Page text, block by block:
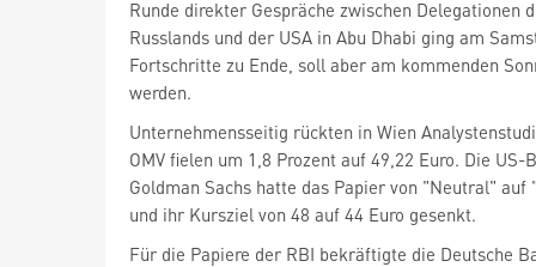
Runde direkter Gespräche zwischen Delegationen
Russlands und der USA in Abu Dhabi ging am
Fortschritte zu Ende, soll aber am kommenden
werden.
Unternehmensseitig rückten in Wien
OMV fielen um 1,8 Prozent auf 49,22 Euro. Die US-
Goldman Sachs hatte das Papier von "Neutral" auf
und ihr Kursziel von 48 auf 44 Euro gesenkt.
Für die Papiere der RBI bekräftigte die Deutsche